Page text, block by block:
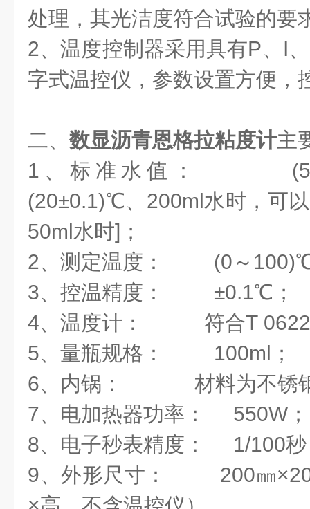
处理，其光洁度符合试验的要
2、温度控制器采用具有P、I
字式温控仪，参数设置方便，
二、 数显沥青恩格拉粘度计主
1、标准水值：
(20±0.1)℃、200ml水时，可
50ml水时]；
2、测定温度： (0～
3、控温精度： ±0.1℃；
4、温度计： 符合T 0622
5、量瓶规格： 100ml；
6、内锅： 材料为不锈
7、电加热器功率： 550W
8、电子秒表精度： 1/100秒
9、外形尺寸： 200㎜